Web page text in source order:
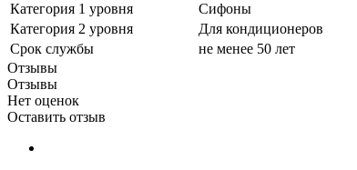
Категория 1 уровня
Сифоны
Категория 2 уровня
Для кондиционеров
Срок службы
не менее 50 лет
Отзывы
Отзывы
Нет оценок
Оставить отзыв